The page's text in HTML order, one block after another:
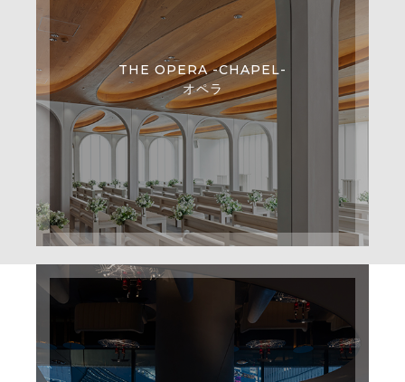
THE OPERA -CHAPEL-
オペラ